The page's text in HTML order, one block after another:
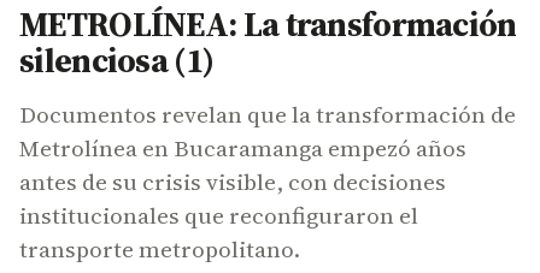
METROLÍNEA: La transformación
silenciosa (1)
Documentos revelan que la transformación de
Metrolínea en Bucaramanga empezó años
antes de su crisis visible, con decisiones
institucionales que reconfiguraron el
transporte metropolitano.